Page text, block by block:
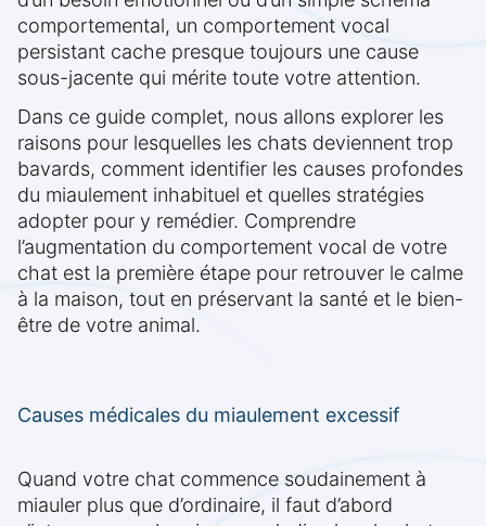
comportemental, un comportement vocal
persistant cache presque toujours une cause
sous-jacente qui mérite toute votre attention.
Dans ce guide complet, nous allons explorer les
raisons pour lesquelles les chats deviennent trop
bavards, comment identifier les causes profondes
du miaulement inhabituel et quelles stratégies
adopter pour y remédier. Comprendre
l’augmentation du comportement vocal de votre
chat est la première étape pour retrouver le calme
à la maison, tout en préservant la santé et le bien-
être de votre animal.
Causes médicales du miaulement excessif
Quand votre chat commence soudainement à
miauler plus que d’ordinaire, il faut d’abord